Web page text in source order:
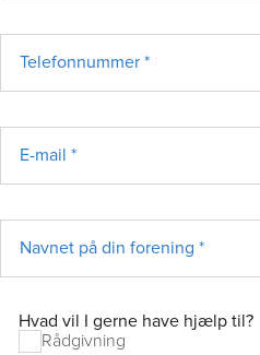
Telefonnummer *
E-mail *
Navnet på din forening *
Hvad vil I gerne have hjælp til?
Rådgivning